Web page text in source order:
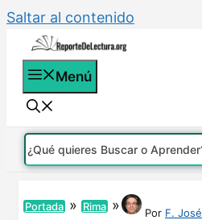
Saltar al contenido
Menú
Portada » Rima » Por F. José